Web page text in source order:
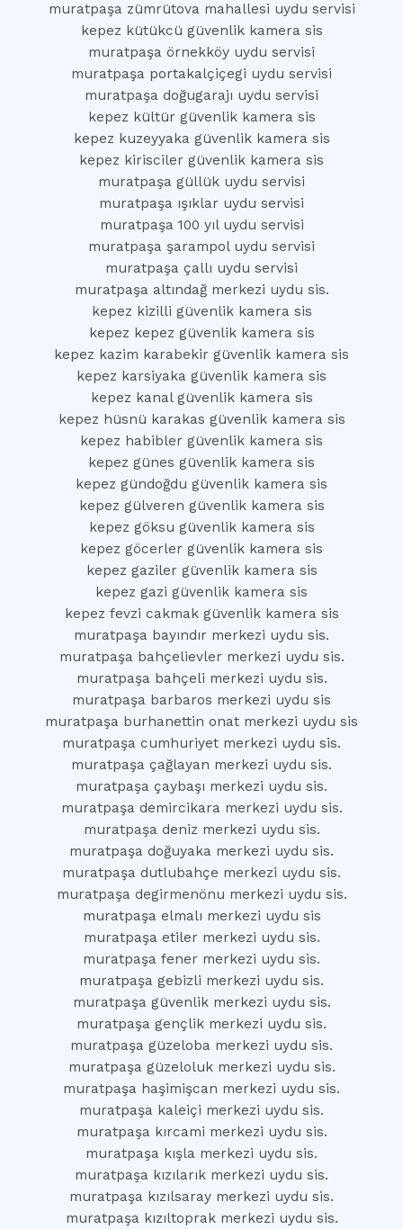
muratpaşa zümrütova mahallesi uydu servisi
kepez kütükcü güvenlik kamera sis
muratpaşa örnekköy uydu servisi
muratpaşa portakalçiçegi uydu servisi
muratpaşa doğugarajı uydu servisi
kepez kültür güvenlik kamera sis
kepez kuzeyyaka güvenlik kamera sis
kepez kirisciler güvenlik kamera sis
muratpaşa güllük uydu servisi
muratpaşa ışıklar uydu servisi
muratpaşa 100 yıl uydu servisi
muratpaşa şarampol uydu servisi
muratpaşa çallı uydu servisi
muratpaşa altındağ merkezi uydu sis.
kepez kizilli güvenlik kamera sis
kepez kepez güvenlik kamera sis
kepez kazim karabekir güvenlik kamera sis
kepez karsiyaka güvenlik kamera sis
kepez kanal güvenlik kamera sis
kepez hüsnü karakas güvenlik kamera sis
kepez habibler güvenlik kamera sis
kepez günes güvenlik kamera sis
kepez gündoğdu güvenlik kamera sis
kepez gülveren güvenlik kamera sis
kepez göksu güvenlik kamera sis
kepez göcerler güvenlik kamera sis
kepez gaziler güvenlik kamera sis
kepez gazi güvenlik kamera sis
kepez fevzi cakmak güvenlik kamera sis
muratpaşa bayındır merkezi uydu sis.
muratpaşa bahçelievler merkezi uydu sis.
muratpaşa bahçeli merkezi uydu sis.
muratpaşa barbaros merkezi uydu sis
muratpaşa burhanettin onat merkezi uydu sis
muratpaşa cumhuriyet merkezi uydu sis.
muratpaşa çağlayan merkezi uydu sis.
muratpaşa çaybaşı merkezi uydu sis.
muratpaşa demircikara merkezi uydu sis.
muratpaşa deniz merkezi uydu sis.
muratpaşa doğuyaka merkezi uydu sis.
muratpaşa dutlubahçe merkezi uydu sis.
muratpaşa degirmenönu merkezi uydu sis.
muratpaşa elmalı merkezi uydu sis
muratpaşa etiler merkezi uydu sis.
muratpaşa fener merkezi uydu sis.
muratpaşa gebizli merkezi uydu sis.
muratpaşa güvenlik merkezi uydu sis.
muratpaşa gençlik merkezi uydu sis.
muratpaşa güzeloba merkezi uydu sis.
muratpaşa güzeloluk merkezi uydu sis.
muratpaşa haşimişcan merkezi uydu sis.
muratpaşa kaleiçi merkezi uydu sis.
muratpaşa kırcami merkezi uydu sis.
muratpaşa kışla merkezi uydu sis.
muratpaşa kızılarık merkezi uydu sis.
muratpaşa kızılsaray merkezi uydu sis.
muratpaşa kızıltoprak merkezi uydu sis.